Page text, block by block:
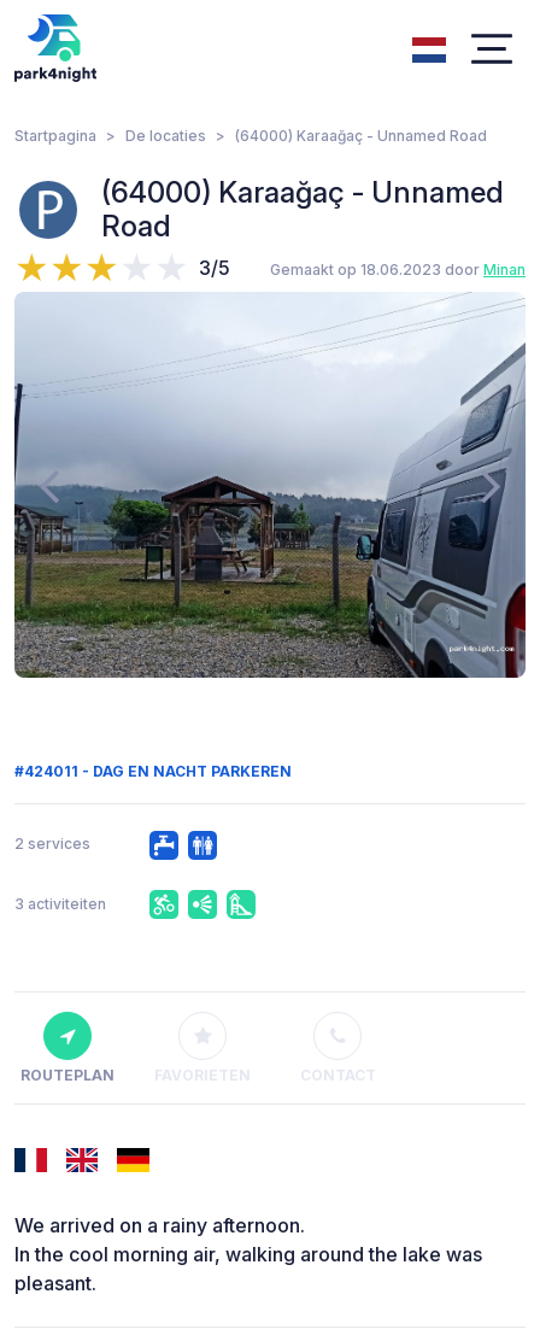
Startpagina De locaties (64000) Karaağaç - Unnamed Road
(64000) Karaağaç - Unnamed
Road
3/5 Gemaakt op 18.06.2023 door Minan
#424011 - DAG EN NACHT PARKEREN
2 services
3 activiteiten
ROUTEPLAN FAVORIETEN CONTACT
We arrived on a rainy afternoon.
In the cool morning air, walking around the lake was
pleasant.